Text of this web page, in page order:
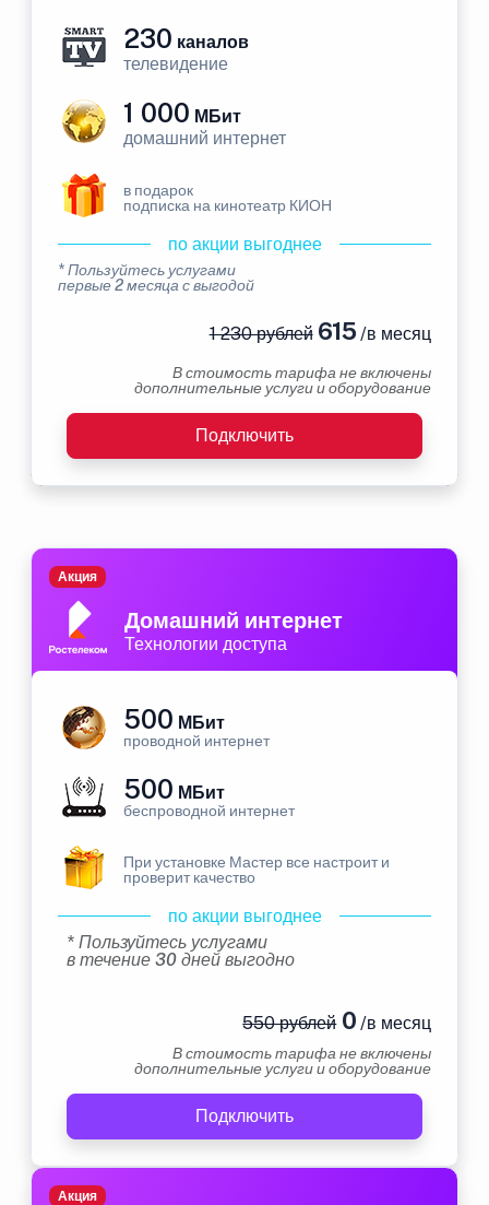
230 каналов
телевидение
1 000 МБит
домашний интернет
в подарок
подписка на кинотеатр КИОН
по акции выгоднее
* Пользуйтесь услугами
первые 2 месяца с выгодой
1 230 рублей615 /в месяц
В стоимость тарифа не включены
дополнительные услуги и оборудование
Подключить
Домашний интернет
Технологии доступа
Акция
500 МБит
проводной интернет
500 МБит
беспроводной интернет
При установке Мастер все настроит и
проверит качество
по акции выгоднее
* Пользуйтесь услугами
в течение 30 дней выгодно
550 рублей0 /в месяц
В стоимость тарифа не включены
дополнительные услуги и оборудование
Подключить
Акция